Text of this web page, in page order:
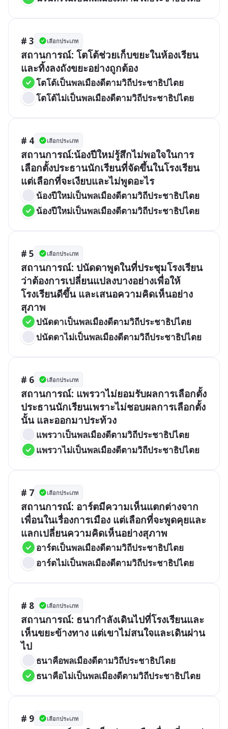
# 3 เลือกประเภท
สถานการณ์: โตโต้ช่วยเก็บขยะในห้องเรียน
และทิ้งลงถังขยะอย่างถูกต้อง
โตโต้เป็นพลเมืองดีตามวิถีประชาธิปไตย
โตโต้ไม่เป็นพลเมืองดีตามวิถีประชาธิปไตย
# 4 เลือกประเภท
สถานการณ์:น้องปีใหม่รู้สึกไม่พอใจในการ
เลือกตั้งประธานนักเรียนที่จัดขึ้นในโรงเรียน
แต่เลือกที่จะเงียบและไม่พูดอะไร
น้องปีใหม่เป็นพลเมืองดีตามวิถีประชาธิปไตย
น้องปีใหม่เป็นพลเมืองดีตามวิถีประชาธิปไตย
# 5 เลือกประเภท
สถานการณ์: ปนัดดาพูดในที่ประชุมโรงเรียน
ว่าต้องการเปลี่ยนแปลงบางอย่างเพื่อให้
โรงเรียนดีขึ้น และเสนอความคิดเห็นอย่าง
สุภาพ
ปนัดดาเป็นพลเมืองดีตามวิถีประชาธิปไตย
ปนัดดาไม่เป็นพลเมืองดีตามวิถีประชาธิปไตย
# 6 เลือกประเภท
สถานการณ์: แพรวาไม่ยอมรับผลการเลือกตั้ง
ประธานนักเรียนเพราะไม่ชอบผลการเลือกตั้ง
นั้น และออกมาประท้วง
แพรวาเป็นพลเมืองดีตามวิถีประชาธิปไตย
แพรวาไม่เป็นพลเมืองดีตามวิถีประชาธิปไตย
# 7 เลือกประเภท
สถานการณ์: อาร์ตมีความเห็นแตกต่างจาก
เพื่อนในเรื่องการเมือง แต่เลือกที่จะพูดคุยและ
แลกเปลี่ยนความคิดเห็นอย่างสุภาพ
อาร์ตเป็นพลเมืองดีตามวิถีประชาธิปไตย
อาร์ตไม่เป็นพลเมืองดีตามวิถีประชาธิปไตย
# 8 เลือกประเภท
สถานการณ์: ธนากำลังเดินไปที่โรงเรียนและ
เห็นขยะข้างทาง แต่เขาไม่สนใจและเดินผ่าน
ไป
ธนาคือพลเมืองดีตามวิถีประชาธิปไตย
ธนาคือไม่เป็นพลเมืองดีตามวิถีประชาธิปไตย
# 9 เลือกประเภท